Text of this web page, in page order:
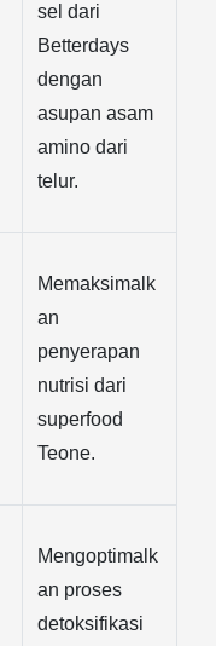
sel dari
Betterdays
dengan
asupan asam
amino dari
telur.
Memaksimalk
an
penyerapan
nutrisi dari
superfood
Teone.
Mengoptimalk
an proses
detoksifikasi